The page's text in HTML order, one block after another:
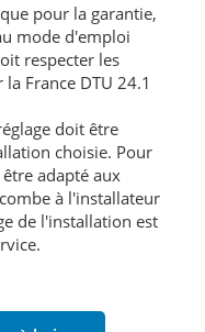
pour la garantie,
mode d'emploi
respecter les
France DTU 24.1
doit être
choisie. Pour
adapté aux
à l'installateur
de l'installation est